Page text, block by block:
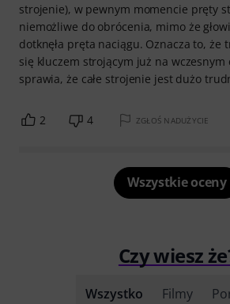
strojenie), w pewnym momencie pręty
niemożliwe do obrócenia, mimo że
dotknęła pręta naciągu. Oznacza to, że
się kluczem strojącym już na
sprawia, że całe strojenie jest dużo
2 4 ZGŁOŚ NADUŻYCIE
Wszystkie oceny
Czy wiesz
Wszystko Filmy